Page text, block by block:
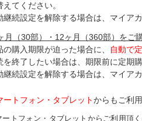
えてください。
継続設定を解除する場合は、マイア
月（30部）・12ヶ月（360部）をご
の購入期限が迫った場合に、
自動で
を終了したい場合は、期限前に定期
継続設定を解除する場合は、マイア
ートフォン・タブレットからもご利
ートフォン・タブレットからご利用頂